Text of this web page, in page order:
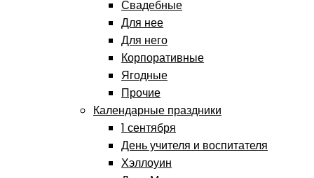
Свадебные
Для нее
Для него
Корпоративные
Ягодные
Прочие
Календарные праздники
1 сентября
День учителя и воспитателя
Хэллоуин